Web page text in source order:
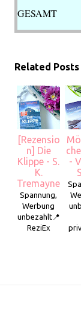
GESAMT
Related Posts
[Rezensio
n] Die
Klippe - S.
K.
Tremayne
Spannung,
Werbung
unbezahlt📍
ReziEx
-